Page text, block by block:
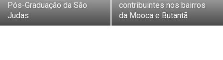
Pós-Graduação da São
Judas
contribuintes nos bairros
da Mooca e Butantã